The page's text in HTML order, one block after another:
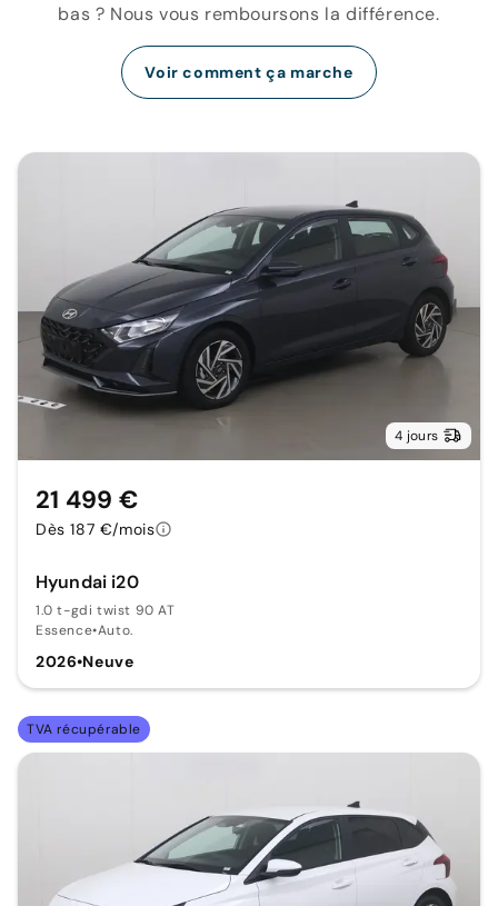
bas ? Nous vous remboursons la différence.
Voir comment ça marche
4 jours
Hyundai i20
1.0 t-gdi twist 90 AT
Essence•Auto.
2026•Neuve
21 499 €
Dès 187 €/mois
TVA récupérable